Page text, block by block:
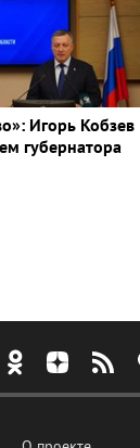
Игорь Кобзев
губернатора